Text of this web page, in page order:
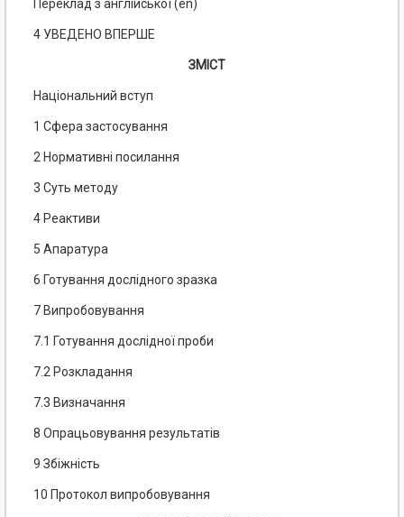
Переклад з англійської (еn)
4 УВЕДЕНО ВПЕРШЕ
ЗМІСТ
Національний вступ
1 Сфера застосування
2 Нормативні посилання
3 Суть методу
4 Реактиви
5 Апаратура
6 Готування дослідного зразка
7 Випробовування
7.1 Готування дослідної проби
7.2 Розкладання
7.3 Визначання
8 Опрацьовування результатів
9 Збіжність
10 Протокол випробовування